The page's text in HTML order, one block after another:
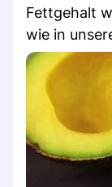
Fettgehalt
wie in